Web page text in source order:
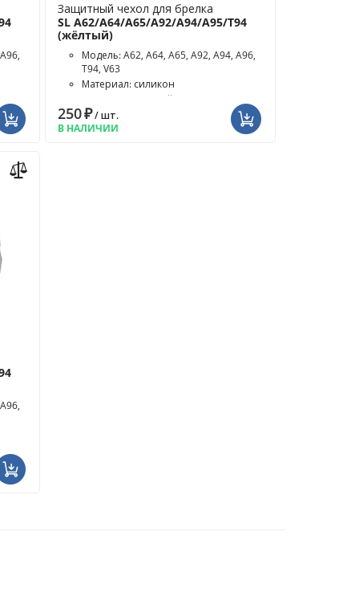
Защитный чехол для брелка
SL A62/A64/A65/A92/A94/A95/T94
(жёлтый)
Модель: A62, A64, A65, A92, A94, A96,
T94, V63
Материал: силикон
Цвет чехла: жёлтый
250₽/ шт.
В НАЛИЧИИ